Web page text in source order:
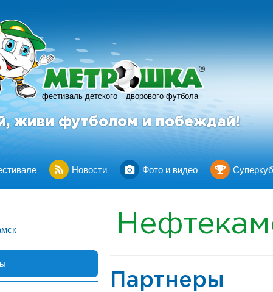
фестиваль детского дворового футбола
R
живи футболом и побеждай!
Новости Фото и видео
Партнеры